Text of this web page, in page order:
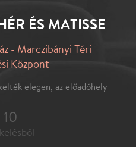
Téri
az előadóhely